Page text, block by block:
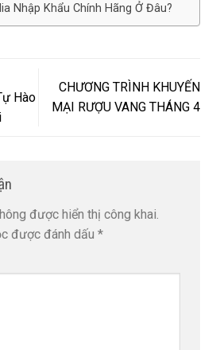
Nhập Khẩu Chính Hãng Ở Đâu?
Hào
CHƯƠNG TRÌNH KHUYẾN
MẠI RƯỢU VANG THÁNG 4
được hiển thị công khai.
được đánh dấu *